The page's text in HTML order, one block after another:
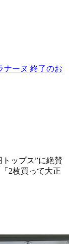
ナーヌ 終了のお
ップス”に絶賛
2枚買って大正